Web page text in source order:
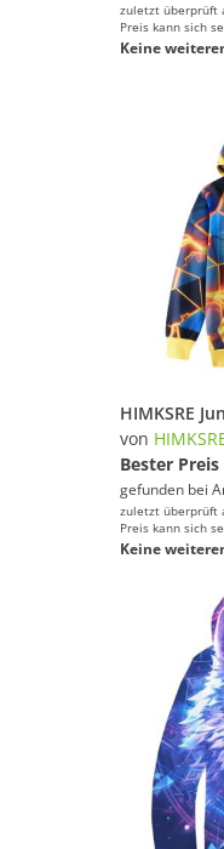
zuletzt überprüft
Preis kann sich
Keine
von
Bester Preis
gefunden bei
zuletzt überprüft
Preis kann sich
Keine